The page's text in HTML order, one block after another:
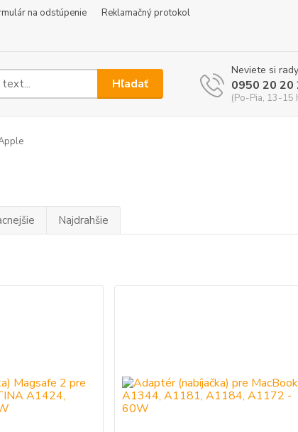
na odstúpenie
Reklamačný protokol
Hľadať
Neviete si
0950 20 20
(Po-Pia, 13-15
Najdrahšie